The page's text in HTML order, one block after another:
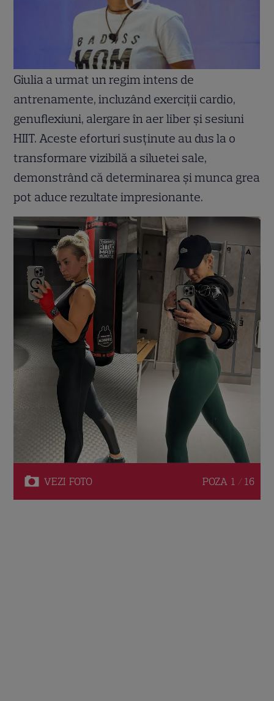
Giulia a urmat un regim intens de
antrenamente, incluzând exerciții cardio,
genuflexiuni, alergare în aer liber și sesiuni
HIIT. Aceste eforturi susținute au dus la o
transformare vizibilă a siluetei sale,
demonstrând că determinarea și munca grea
pot aduce rezultate impresionante.
VEZI FOTO POZA 1 / 16